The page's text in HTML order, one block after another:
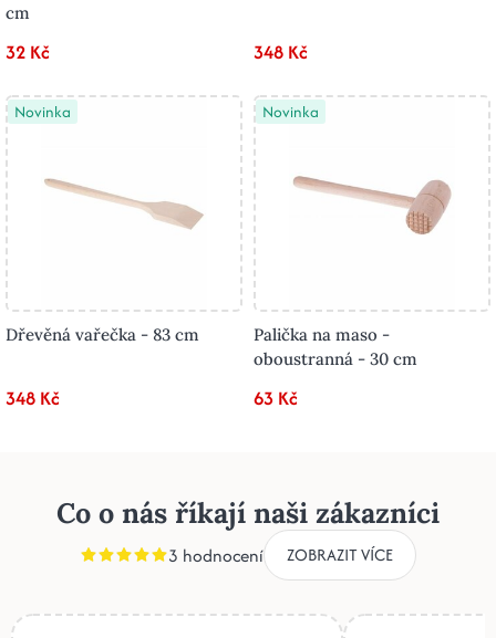
cm
32 Kč 348 Kč
Novinka
Dřevěná vařečka - 83 cm
348 Kč
Novinka
Palička na maso -
oboustranná - 30 cm
63 Kč
Co o nás říkají naši zákazníci
3 hodnocení ZOBRAZIT VÍCE